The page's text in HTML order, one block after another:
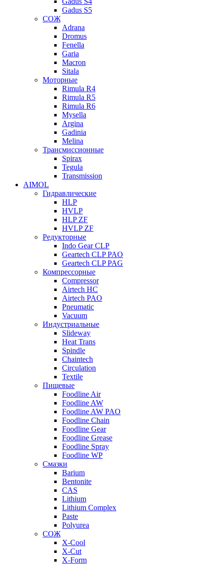
Gadus S5
СОЖ
Adrana
Dromus
Fenella
Garia
Macron
Sitala
Моторные
Rimula R4
Rimula R5
Rimula R6
Mysella
Argina
Gadinia
Melina
Трансмиссионные
Spirax
Tegula
Transmission
AIMOL
Гидравлические
HLP
HVLP
HLP ZF
HVLP ZF
Редукторные
Indo Gear CLP
Geartech CLP PAO
Geartech CLP PAG
Компрессорные
Compressor
Airtech HC
Airtech PAO
Pneumatic
Vacuum
Индустриальные
Slideway
Heat Trans
Spindle
Chaintech
Circulation
Textile
Пищевые
Foodline Air
Foodline AW
Foodline AW PAO
Foodline Chain
Foodline Gear
Foodline Grease
Foodline Spray
Foodline WP
Смазки
Barium
Bentonite
CAS
Lithium
Lithium Complex
Paste
Polyurea
СОЖ
X-Cool
X-Cut
X-Form